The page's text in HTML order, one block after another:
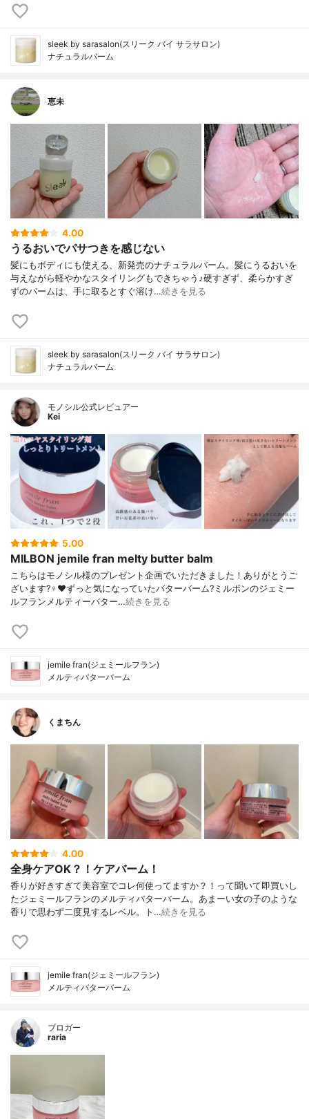
sleek by sarasalon(スリーク バイ サラサロン)
ナチュラルバーム
恵未
4.00
うるおいでパサつきを感じない
髪にもボディにも使える、新発売のナチュラルバーム。髪にうるおいを
与えながら軽やかなスタイリングもできちゃう♪硬すぎず、柔らかすぎ
ずのバームは、手に取るとすぐ溶け…続きを見る
sleek by sarasalon(スリーク バイ サラサロン)
ナチュラルバーム
モノシル公式レビュアー
Kei
5.00
MILBON jemile fran melty butter balm
こちらはモノシル様のプレゼント企画でいただきました！ありがとうご
ざいます?‍♀️❤️ずっと気になっていたバターバーム?ミルボンのジェミー
ルフランメルティーバター…続きを見る
jemile fran(ジェミールフラン)
メルティバターバーム
くまちん
4.00
全身ケアOK？！ケアバーム！
香りが好きすぎて美容室でコレ何使ってますか？！って聞いて即買いし
たジェミールフランのメルティバターバーム。あまーい女の子のような
香りで思わず二度見するレベル。ト…続きを見る
jemile fran(ジェミールフラン)
メルティバターバーム
ブロガー
raria